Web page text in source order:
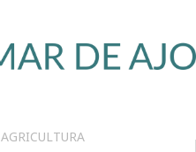
AGRICULTURA